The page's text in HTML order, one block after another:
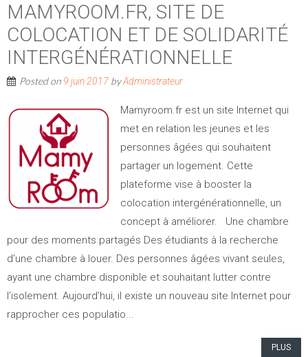
MAMYROOM.FR, SITE DE
COLOCATION ET DE SOLIDARITÉ
INTERGÉNÉRATIONNELLE
Posted on 9 juin 2017 byAdministrateur
Mamyroom.fr est un site Internet qui
met en relation les jeunes et les
personnes âgées qui souhaitent
partager un logement. Cette
plateforme vise à booster la
colocation intergénérationnelle, un
concept à améliorer. Une chambre
pour des moments partagés Des étudiants à la recherche
d’une chambre à louer. Des personnes âgées vivant seules,
ayant une chambre disponible et souhaitant lutter contre
l’isolement. Aujourd’hui, il existe un nouveau site Internet pour
rapprocher ces populatio...
PLUS